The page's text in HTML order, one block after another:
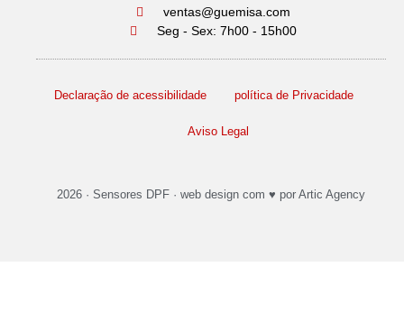
ventas@guemisa.com
Seg - Sex: 7h00 - 15h00
Declaração de acessibilidade política de Privacidade
Aviso Legal
2026 · Sensores DPF · web design com ♥️ por Artic Agency